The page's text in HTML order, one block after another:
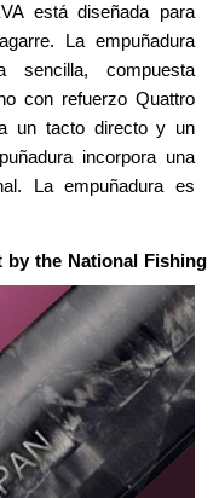
está diseñada para
La empuñadura
sencilla, compuesta
con refuerzo Quattro
un tacto directo y un
incorpora una
La empuñadura es
the National Fishing